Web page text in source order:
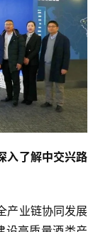
入了解中交兴路
产业链协同发展